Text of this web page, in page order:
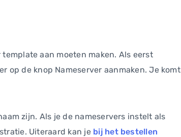
aan moeten maken. Als eerst
op de knop Nameserver aanmaken. Je komt
zijn. Als je de nameservers instelt als
Uiteraard kan je bij het bestellen